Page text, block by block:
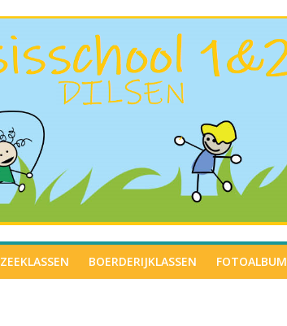
ZEEKLASSEN BOERDERIJKLASSEN FOTOALBUM